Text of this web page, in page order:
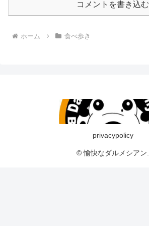
コメントを書き込む
ホーム 食べ歩き
privacypolicy
© 愉快なダルメシアン.